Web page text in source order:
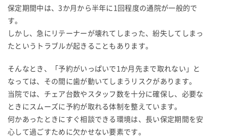
保定期間中は、3か月から半年に1回程度の通院が一般的で
す。
しかし、急にリテーナーが壊れてしまった、紛失してしまっ
たというトラブルが起きることもあります。
そんなとき、「予約がいっぱいで1か月先まで取れない」と
なっては、その間に歯が動いてしまうリスクがあります。
当院では、チェア台数やスタッフ数を十分に確保し、必要な
ときにスムーズに予約が取れる体制を整えています。
何かあったときにすぐ相談できる環境は、長い保定期間を安
心して過ごすために欠かせない要素です。